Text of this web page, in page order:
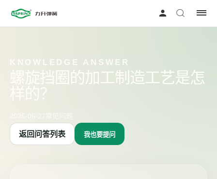
KNOWLEDGE ANSWER
螺旋挡圈的加工制造工艺是怎
样的？
返回问答列表 我也要提问